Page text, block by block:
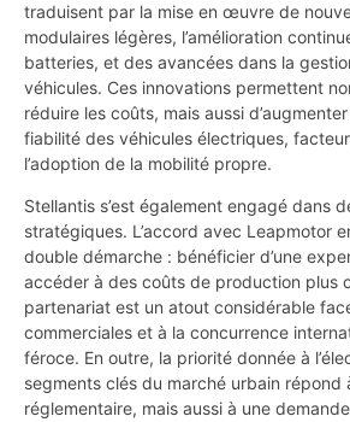
traduisent par la mise en œuvre de
modulaires légères, l’amélioration
batteries, et des avancées dans la
véhicules. Ces innovations permettent
réduire les coûts, mais aussi d’augmenter
fiabilité des véhicules électriques,
l’adoption de la mobilité propre.
Stellantis s’est également engagé dans
stratégiques. L’accord avec Leapmotor
double démarche : bénéficier d’une
accéder à des coûts de production plus
partenariat est un atout considérable
commerciales et à la concurrence
féroce. En outre, la priorité donnée à
segments clés du marché urbain répond
réglementaire, mais aussi à une